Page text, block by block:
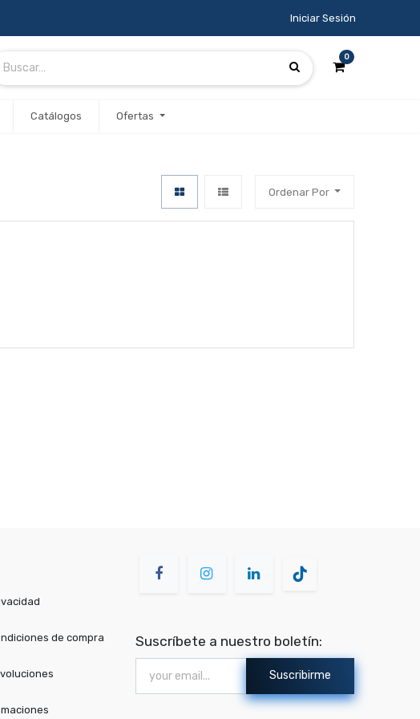
Iniciar Sesión
0
Catálogos Ofertas
Ordenar Por
de compra Suscríbete a nuestro boletín:
Suscribirme